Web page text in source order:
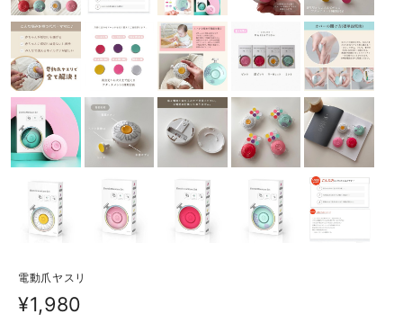
電動爪ヤスリ
¥1,980